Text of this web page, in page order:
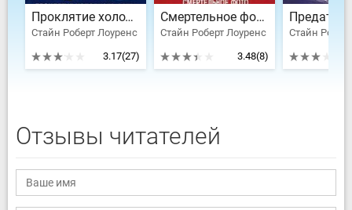
Проклятие холодного озера
Стайн Роберт Лоуренс
3.17(27)
Смертельное фото
Стайн Роберт Лоуренс
3.48(8)
Стайн
Отзывы читателей